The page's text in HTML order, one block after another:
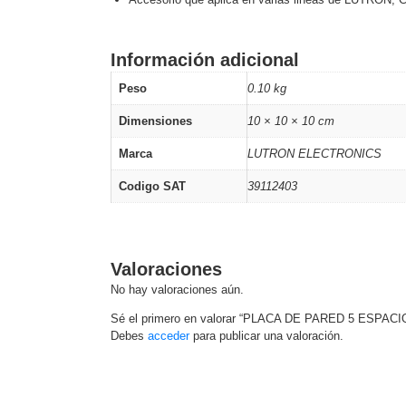
Software VMS y Analíticas
Videograbadoras Móviles,
AccesoriosBody Cams
Videoporteros e Interfonos
AccesoriosIntercomunicadores
Información adicional
Peso 0.10 kg
Dimensiones 10 × 10 × 10 cm
Marca LUTRON ELECTRONICS
Codigo SAT 39112403
Valoraciones
No hay valoraciones aún.
Sé el primero en valorar “PLACA DE PARED 5
Debes accederpara publicar una valoración.